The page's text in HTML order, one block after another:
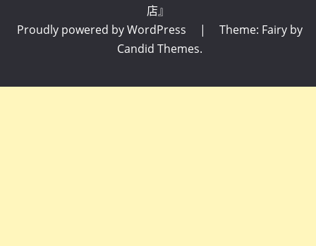
店』
Proudly powered by WordPress
|
Theme: Fairy by
Candid Themes.